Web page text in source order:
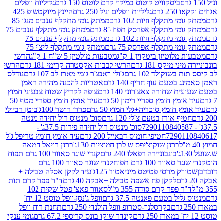
ביסקוויט לוטוס במילוי קרם לוטוס 150 גרם
גליליות וופלים
גרם
גליליות וופלים וניל 250 גרם
היינץ מיוקטשופ 425
מתקלף חיות 102 גרם
ממתק גומי מתקלף ענבים מנגו 85
מתקלף אפרסק תפוז 85 גרם
ממתק גומי מתקלף ענבים 75
מתקלף חיות 102 גרם
ממתק גומי מתקלף ענבים 75
מתקלף אפרסק 75 גרם
ממתק גומי מתקלף ליצ'י 75
ביטקוין 1 ק"ג
מטבעות מולטיזן 5 ש"ח 1 ק"ג
הרשי
מיקס 181 גרם
הרשי לבבות אקסטרה קרימי 181 גרם
הרשי
102 גרם
ג'ולי ראנצ'ר גומי מארז לב 107 גרם
נודלס
עוף חריף 140 גרם
אטריות להכנה מהירה ראמן
שחורה צאצ'רוני 140 גרם
צופה לקריץ שטוח צבעוני חמוץ
חומץ ספריי רימון 50 גרם
עיד אומץ חומץ ספריי מטף 50
חומץ סוכריה+גלי חמוץ 50 גרם
פררו רושר 100ג'
בוטן רביולי
אורז בטעם צ'לי 120 גרם
סוכ' מנטוס רול יחידה מנטה
סוכ' מנטוס רול יחידה פירות 37.5ג' -
חטיפי חומוס דבאייל 200 גרם
עיד אומץ חומץ טריפל ג'ל
ברגן שוקוצ'יפס ש.לבן חמוציות 130ג'
ברגן רויאל חמאה
בונבוניירה רפאלו 240 גרם
קנדי שוגר סאוור 100 גרם תפוח
100 גרם תפוח
קנדי שוגר סאוור 100 גרם
מרסי פטיטס מיניאטור 125ג'
עיד לקקן אסלה טבילה +
לקקן פח אשפה טבילה +אבקה 40 גרם
ד"ר פפר קרם תות
פפר קרם סודה 355 מ"ל
סאוור פאצ' פטל שקית 102
בטעם פאנטה 37.5 גרם
וופל ג'נסן-וופל טוסט 12 יח'
בקרסלנד-סטרופ וופל הולנדי 250 גרם
תחנת רוח וופל
קינדר שוקו בונס קריספי 67.2 גרם
גומי ענקי